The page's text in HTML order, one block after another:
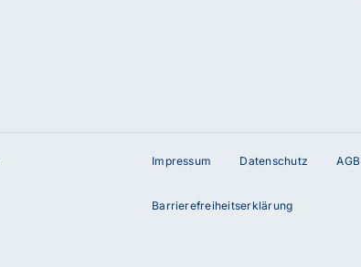
Impressum Datenschutz AGB
Barrierefreiheitserklärung